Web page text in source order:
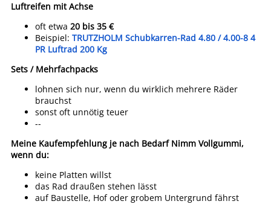
Luftreifen mit Achse
oft etwa 20 bis 35 €
Beispiel: TRUTZHOLM Schubkarren-Rad 4.80 / 4.00-8 4
PR Luftrad 200 Kg
Sets / Mehrfachpacks
lohnen sich nur, wenn du wirklich mehrere Räder
brauchst
sonst oft unnötig teuer
--
Meine Kaufempfehlung je nach Bedarf Nimm Vollgummi,
wenn du:
keine Platten willst
das Rad draußen stehen lässt
auf Baustelle, Hof oder grobem Untergrund fährst